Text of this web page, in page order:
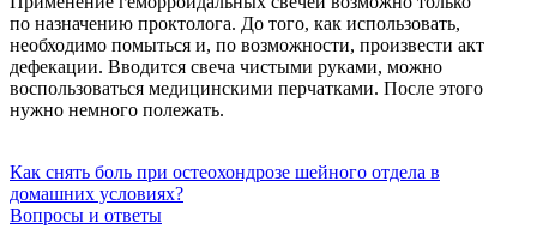
по назначению проктолога. До того, как использовать,
необходимо помыться и, по возможности, произвести акт
дефекации. Вводится свеча чистыми руками, можно
воспользоваться медицинскими перчатками. После этого
нужно немного полежать.
Как снять боль при остеохондрозе шейного отдела в
домашних условиях?
Вопросы и ответы